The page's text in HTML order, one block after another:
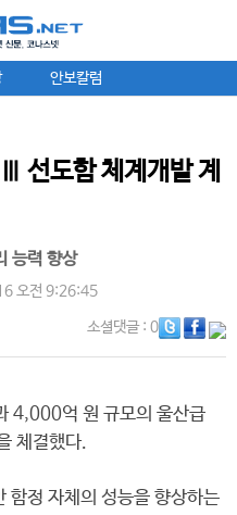
안보칼럼
선도함 체계개발 계
능력 향상
오전 9:26:45
소셜댓글: 0
4,000억 원 규모의 울산급
체결했다.
함정 자체의 성능을 향상하는